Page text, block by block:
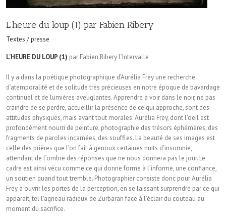
L’heure du loup (1) par Fabien Ribery
Textes / presse
L’HEURE DU LOUP (1) par Fabien Ribery l’Intervalle
Il y a dans la poétique photographique d’Aurélia Frey une recherche
d’atemporalité et de solitude très précieuses en notre époque de bavardage
continuel et de lumières aveuglantes. Apprendre à voir dans le noir, ne pas
craindre de se perdre, accueillir la présence de ce qui approche, sont des
attitudes physiques, mais avant tout morales. Aurélia Frey, dont l’oeil est
profondément nourri de peinture, photographie des trésors éphémères, des
fragments de paroles incarnées, des souffles. La beauté de ses images est
celle des prières que l’on fait à genoux certaines nuits d’insomnie,
attendant de l’ombre des réponses que ne nous donnera pas le jour. Le
cadre est ainsi vécu comme ce qui donne forme à l’informe, une confiance,
un soutien quand tout tremble. Photographier consiste donc pour Aurélia
Frey à ouvrir les portes de la perception, en se laissant surprendre par ce qui
apparaît, tel l’agneau radieux de Zurbaran face à l’éclair du couteau au
moment du sacrifice.